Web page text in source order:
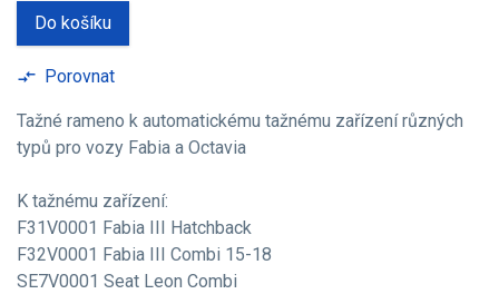
Do košíku
compare_arrows Porovnat
Tažné rameno k automatickému tažnému zařízení různých
typů pro vozy Fabia a Octavia
K tažnému zařízení:
F31V0001 Fabia III Hatchback
F32V0001 Fabia III Combi 15-18
SE7V0001 Seat Leon Combi